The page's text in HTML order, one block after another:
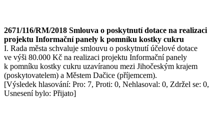
2671/116/RM/2018 Smlouva o poskytnutí dotace na realizaci
projektu Informační panely k pomníku kostky cukru
I. Rada města schvaluje smlouvu o poskytnutí účelové dotace
ve výši 80.000 Kč na realizaci projektu Informační panely
k pomníku kostky cukru uzavíranou mezi Jihočeským krajem
(poskytovatelem) a Městem Dačice (příjemcem).
[Výsledek hlasování: Pro: 7, Proti: 0, Nehlasoval: 0, Zdržel se: 0,
Usnesení bylo: Přijato]